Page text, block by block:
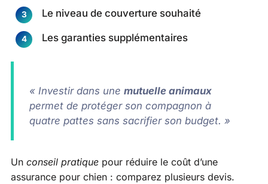
Le niveau de couverture souhaité
Les garanties supplémentaires
« Investir dans une mutuelle animaux
permet de protéger son compagnon à
quatre pattes sans sacrifier son budget. »
Un conseil pratique pour réduire le coût d’une
assurance pour chien : comparez plusieurs devis.